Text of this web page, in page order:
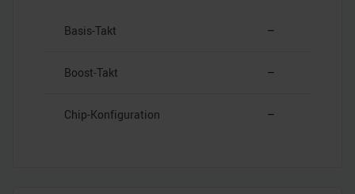
Basis-Takt –
Boost-Takt –
Chip-Konfiguration –